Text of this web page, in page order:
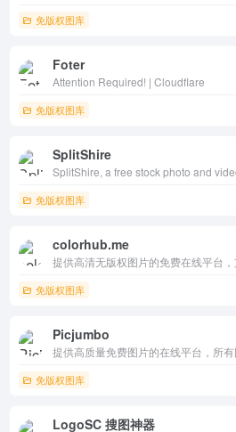
免版权图库
Foter
Attention Required! | Cloudflare
免版权图库
SplitShire
免版权图库
colorhub.me
免版权图库
Picjumbo
免版权图库
LogoSC 搜图神器